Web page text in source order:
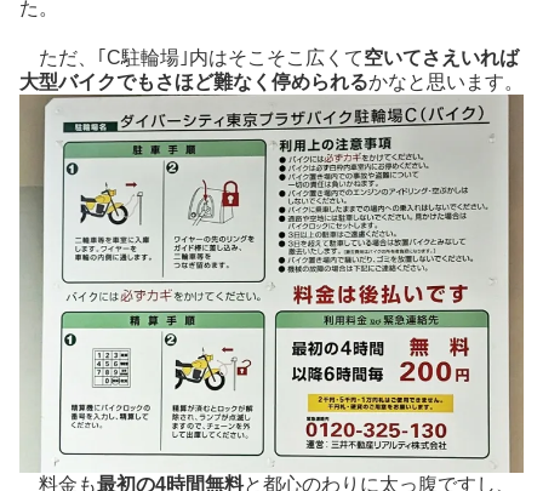
た。
ただ、｢C駐輪場｣内はそこそこ広くて空いてさえいれば
大型バイクでもさほど難なく停められるかなと思います。
料金も最初の4時間無料と都心のわりに太っ腹ですし、